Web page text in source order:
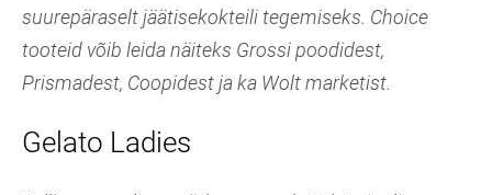
suurepäraselt jäätisekokteili tegemiseks. Choice
tooteid võib leida näiteks Grossi poodidest,
Prismadest, Coopidest ja ka Wolt marketist.
Gelato Ladies